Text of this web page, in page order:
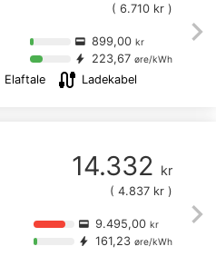
chevron_right
Elaftale cable Ladekabel
( 6.710 kr )
credit_card 899,00 kr
bolt 223,67 øre/kWh
chevron_right
14.332 kr
( 4.837 kr )
credit_card 9.495,00 kr
bolt 161,23 øre/kWh